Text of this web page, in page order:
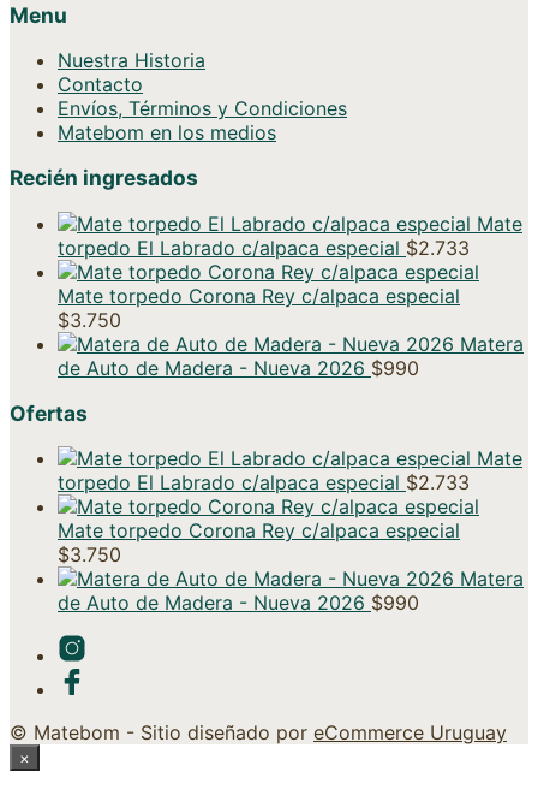
Menu
Nuestra Historia
Contacto
Envíos, Términos y Condiciones
Matebom en los medios
Recién ingresados
Mate
torpedo El Labrado c/alpaca especial $2.733
Mate torpedo Corona Rey c/alpaca especial
$3.750
Matera
de Auto de Madera - Nueva 2026 $990
Ofertas
Mate
torpedo El Labrado c/alpaca especial $2.733
Mate torpedo Corona Rey c/alpaca especial
$3.750
Matera
de Auto de Madera - Nueva 2026 $990
© Matebom - Sitio diseñado por eCommerce Uruguay
×